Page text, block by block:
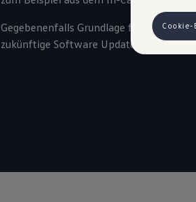
Gegebenenfalls Grundlage für weitere
zukünftige Software Updates
finden
Hinweis
Cookie-